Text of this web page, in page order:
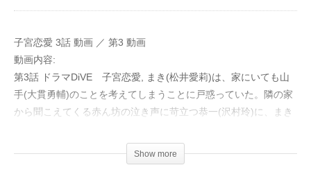
子宮恋愛 3話 動画 ／ 第3 動画
動画内容:
第3話 ドラマDiVE 子宮恋愛, まき(松井愛莉)は、家にいても山
手(大貫勇輔)のことを考えてしまうことに戸惑っていた。隣の家
から聞こえてくる赤ん坊の泣き声に苛立つ恭一(沢村玲)に、まき
たまきは、コツを聞くと「俺、子供がいるから」と言われ動揺す
Show more